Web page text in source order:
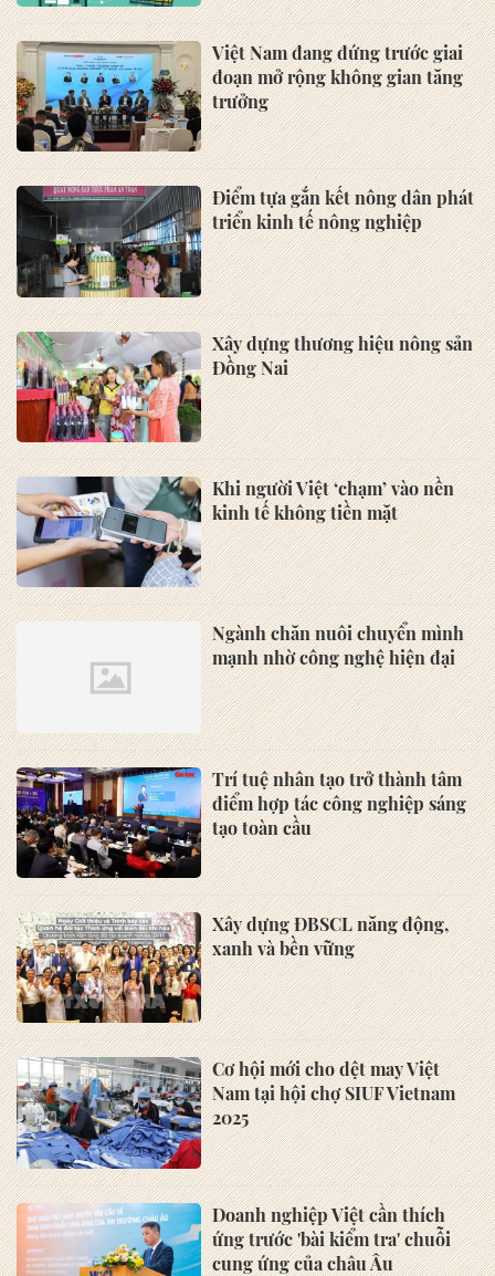
Việt Nam đang đứng trước giai
đoạn mở rộng không gian tăng
trưởng
Điểm tựa gắn kết nông dân phát
triển kinh tế nông nghiệp
Xây dựng thương hiệu nông sản
Đồng Nai
Khi người Việt ‘chạm’ vào nền
kinh tế không tiền mặt
Ngành chăn nuôi chuyển mình
mạnh nhờ công nghệ hiện đại
Trí tuệ nhân tạo trở thành tâm
điểm hợp tác công nghiệp sáng
tạo toàn cầu
Xây dựng ĐBSCL năng động,
xanh và bền vững
Cơ hội mới cho dệt may Việt
Nam tại hội chợ SIUF Vietnam
2025
Doanh nghiệp Việt cần thích
ứng trước 'bài kiểm tra' chuỗi
cung ứng của châu Âu